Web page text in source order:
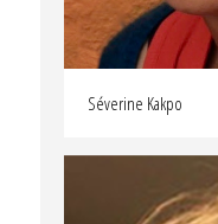
Séverine Kakpo